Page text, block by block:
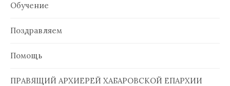
Обучение
Поздравляем
Помощь
ПРАВЯЩИЙ АРХИЕРЕЙ ХАБАРОВСКОЙ ЕПАРХИИ